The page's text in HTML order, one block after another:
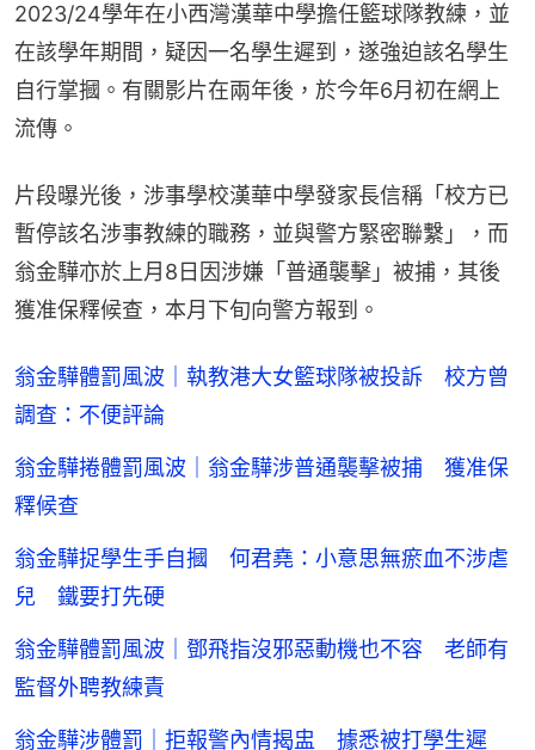
2023/24學年在小西灣漢華中學擔任籃球隊教練，並
在該學年期間，疑因一名學生遲到，遂強迫該名學生
自行掌摑。有關影片在兩年後，於今年6月初在網上
流傳。
片段曝光後，涉事學校漢華中學發家長信稱「校方已
暫停該名涉事教練的職務，並與警方緊密聯繫」，而
翁金驊亦於上月8日因涉嫌「普通襲擊」被捕，其後
獲准保釋候查，本月下旬向警方報到。
翁金驊體罰風波｜執教港大女籃球隊被投訴 校方曾
調查：不便評論
翁金驊捲體罰風波｜翁金驊涉普通襲擊被捕 獲准保
釋候查
翁金驊捉學生手自摑 何君堯：小意思無瘀血不涉虐
兒 鐵要打先硬
翁金驊體罰風波｜鄧飛指沒邪惡動機也不容 老師有
監督外聘教練責
翁金驊涉體罰｜拒報警內情揭盅 據悉被打學生遲